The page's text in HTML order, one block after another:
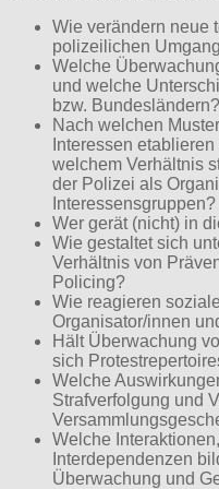
Wie verändern neue
polizeilichen
Welche
und welche
bzw. Bundesländern?
Nach welchen
Interessen
welchem Verhältnis
der Polizei als
Interessensgruppen?
Wer gerät (nicht) in
Wie gestaltet sich
Verhältnis von
Policing?
Wie reagieren
Organisator/innen
Hält Überwachung
sich
Welche
Strafverfolgung und
Welche
Interdependenzen
Überwachung und